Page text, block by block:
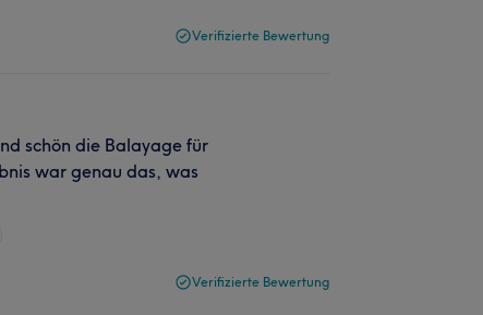
Verifizierte Bewertung
schön die Balayage für
war genau das, was
Verifizierte Bewertung